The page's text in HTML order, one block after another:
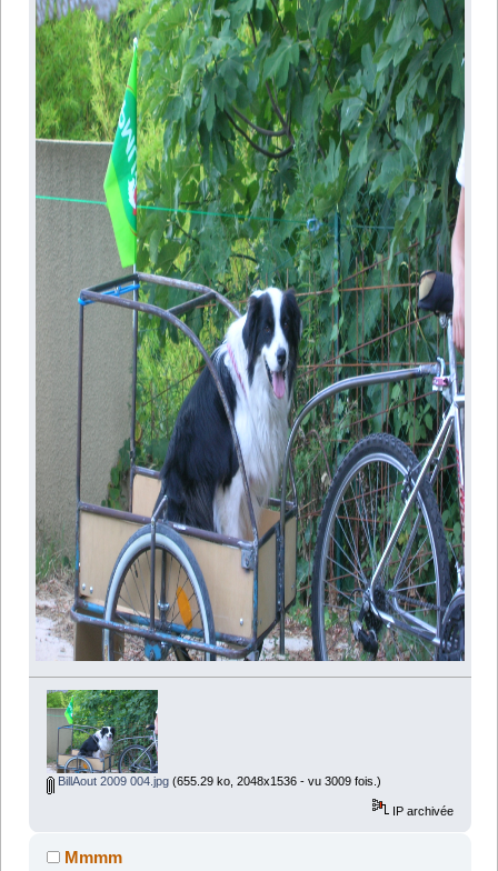
BillAout 2009 004.jpg(655.29 ko, 2048x1536 - vu 3009 fois.)
IP archivée
Mmmm